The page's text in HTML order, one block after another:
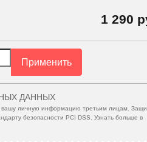
1 290
Применить
ДАННЫХ
вашу личную информацию третьим лицам.
безопасности PCI DSS. Узнать больше в